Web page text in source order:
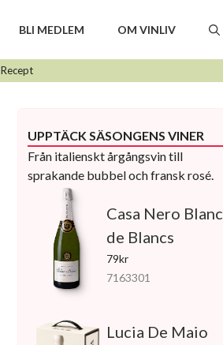
BLI MEDLEM OM VINLIV
Recept
UPPTÄCK SÄSONGENS VINER
Från italienskt årgångsvin till
sprakande bubbel och fransk rosé.
Casa Nero Blanc
de Blancs
79kr
7163301
Lucia De Maio